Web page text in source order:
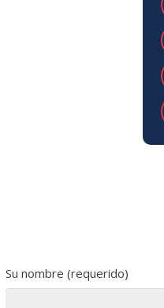
Su nombre (requerido)